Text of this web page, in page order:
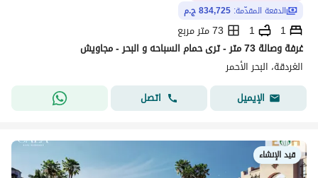
الدفعة المقدّمة: 834,725 ج.م
1
1
73 متر مربع
غرفة وصالة 73 متر - ترى حمام السباحه و البحر - مجاويش
الغردقة، البحر الأحمر
الإيميل
اتصل
قيد الإنشاء